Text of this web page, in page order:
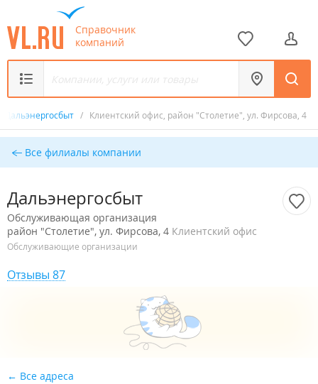
Справочник
компаний
Дальэнергосбыт / Клиентский офис, район "Столетие", ул. Фирсова, 4
Все филиалы компании
Дальэнергосбыт
Обслуживающая организация
район "Столетие", ул. Фирсова, 4 Клиентский офис
Обслуживающие организации
Отзывы 87
Все адреса